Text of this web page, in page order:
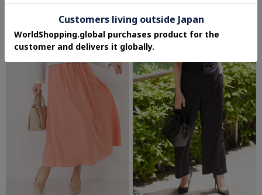
20%OFF
5.0 (4件)
さらに10%OFF
さらに10%OFF